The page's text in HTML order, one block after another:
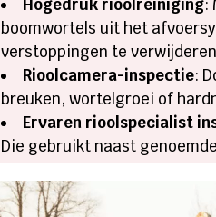
Hogedruk rioolreiniging:
boomwortels uit het
verstoppingen te
Rioolcamera-inspectie:
breuken, wortelgroei of
Ervaren rioolspecialist
Die gebruikt naast